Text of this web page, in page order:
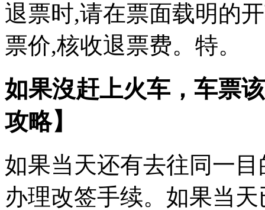
退票时,请在票面载明的
票价,核收退票费。特。
如果沒赶上火车，车票
攻略】
如果当天还有去往同一
办理改签手续。如果当